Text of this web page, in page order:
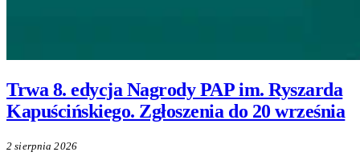
Trwa 8. edycja Nagrody PAP im. Ryszarda
Kapuścińskiego. Zgłoszenia do 20 września
2 sierpnia 2026